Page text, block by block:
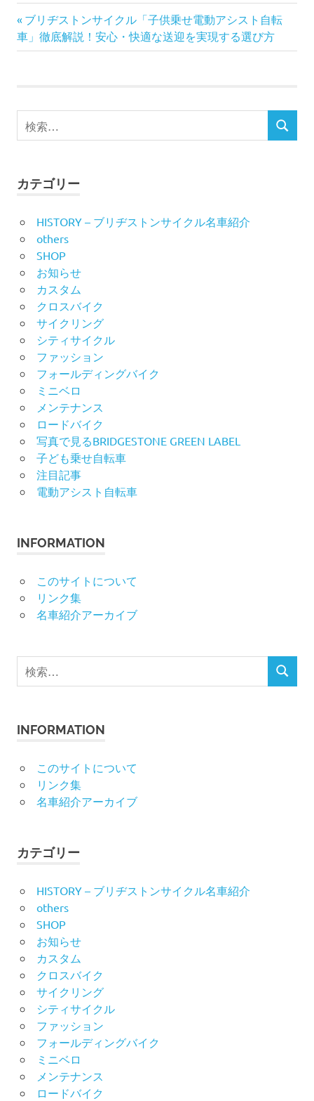
投
稿
ビ
ゲ
ョ
ン
前
の
記
ブリヂストンサイクル「子供乗せ電動アシスト自転
車」徹底解説！安心・快適な送迎を実現する選び方
検
索
検
カテゴリー
HISTORY – ブリヂストンサイクル名車紹介
others
SHOP
お知らせ
カスタム
クロスバイク
サイクリング
シティサイクル
ファッション
フォールディングバイク
ミニベロ
メンテナンス
ロードバイク
写真で見るBRIDGESTONE GREEN LABEL
子ども乗せ自転車
注目記事
電動アシスト自転車
INFORMATION
このサイトについて
リンク集
名車紹介アーカイブ
検
索
検
INFORMATION
このサイトについて
リンク集
名車紹介アーカイブ
カテゴリー
HISTORY – ブリヂストンサイクル名車紹介
others
SHOP
お知らせ
カスタム
クロスバイク
サイクリング
シティサイクル
ファッション
フォールディングバイク
ミニベロ
メンテナンス
ロードバイク